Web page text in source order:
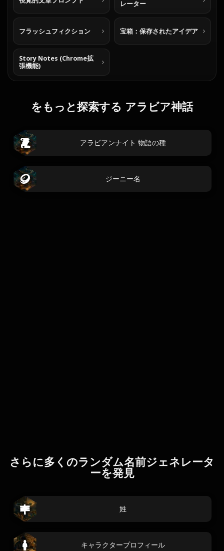
レーター
フラッシュフィクション 宝箱：保存されたアイデア
Story Notes (Chrome拡
張機能)
をもっと探索する アラビア神話
アラビアンナイト 物語の種
ジーニー名
さらに多くのランダム名前ジェネレータ
ーを発見
姓
キャラクタープロフィール